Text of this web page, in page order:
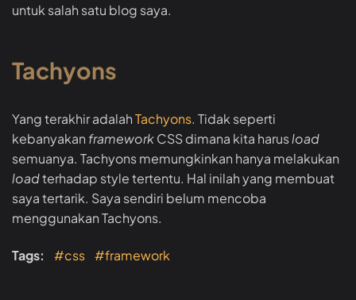
untuk salah satu blog saya.
Tachyons
Yang terakhir adalahTachyons. Tidak seperti
kebanyakan frameworkCSS dimana kita harusload
semuanya. Tachyons memungkinkan hanya melakukan
loadterhadap style tertentu. Hal inilah yang membuat
saya tertarik. Saya sendiri belum mencoba
menggunakan Tachyons.
Tags: #css #framework